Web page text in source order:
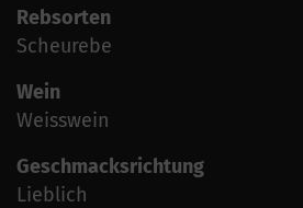
Rebsorten
Scheurebe
Wein
Weisswein
Geschmacksrichtung
Lieblich